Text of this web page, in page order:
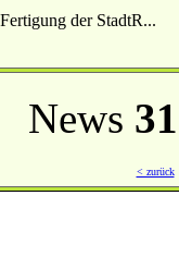
der StadtR...
News
< zurück